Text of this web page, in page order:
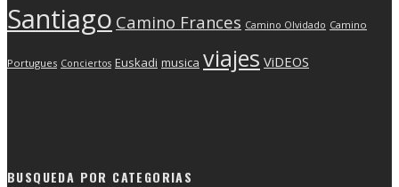
Santiago Camino Frances Camino Olvidado Camino
Portugues Conciertos Euskadi musica viajes ViDEOS
BUSQUEDA POR CATEGORIAS